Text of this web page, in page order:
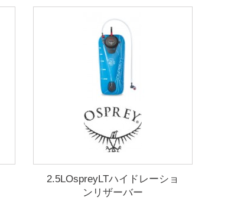
2.5LOspreyLTハイドレーショ
ンリザーバー